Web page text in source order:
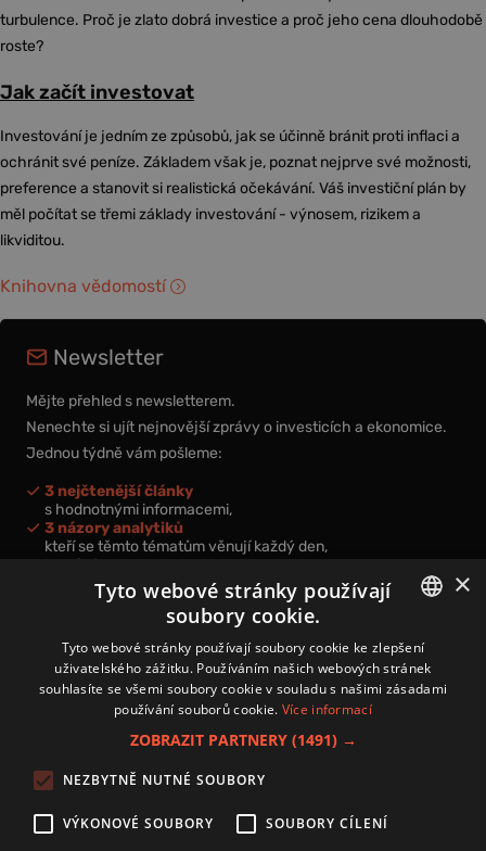
turbulence. Proč je zlato dobrá investice a proč jeho cena dlouhodobě
roste?
Jak začít investovat
Investování je jedním ze způsobů, jak se účinně bránit proti inflaci a
ochránit své peníze. Základem však je, poznat nejprve své možnosti,
preference a stanovit si realistická očekávání. Váš investiční plán by
měl počítat se třemi základy investování - výnosem, rizikem a
likviditou.
Knihovna vědomostí
Newsletter
Mějte přehled s newsletterem.
Nenechte si ujít nejnovější zprávy o investicích a ekonomice.
Jednou týdně vám pošleme:
3 nejčtenější články
s hodnotnými informacemi,
3 názory analytiků
kteří se těmto tématům věnují každý den,
nová videa a podcasty
k prohloubení vašich znalostí.
Přihlášením k newsletteru vyjadřujete svůj souhlas spodmínkami
zpracování osobních údajů.
Zásady používání souborů cookies
Autoři
CZECH
×
Tyto webové stránky používají
soubory cookie.
Tyto webové stránky používají soubory cookie ke zlepšení
uživatelského zážitku. Používáním našich webových stránek
souhlasíte se všemi soubory cookie v souladu s našimi zásadami
používání souborů cookie. Více informací
ZOBRAZIT PARTNERY (1491) →
NEZBYTNĚ NUTNÉ SOUBORY
VÝKONOVÉ SOUBORY SOUBORY CÍLENÍ